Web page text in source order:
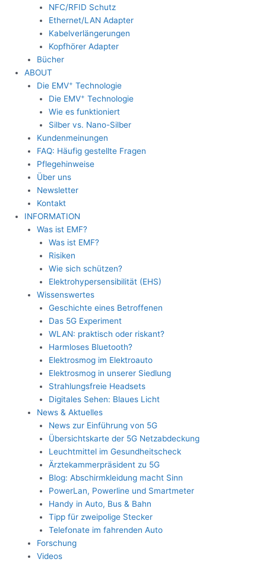
NFC/RFID Schutz
Ethernet/LAN Adapter
Kabelverlängerungen
Kopfhörer Adapter
Bücher
ABOUT
Die EMV+ Technologie
Die EMV+ Technologie
Wie es funktioniert
Silber vs. Nano-Silber
Kundenmeinungen
FAQ: Häufig gestellte Fragen
Pflegehinweise
Über uns
Newsletter
Kontakt
INFORMATION
Was ist EMF?
Was ist EMF?
Risiken
Wie sich schützen?
Elektrohypersensibilität (EHS)
Wissenswertes
Geschichte eines Betroffenen
Das 5G Experiment
WLAN: praktisch oder riskant?
Harmloses Bluetooth?
Elektrosmog im Elektroauto
Elektrosmog in unserer Siedlung
Strahlungsfreie Headsets
Digitales Sehen: Blaues Licht
News & Aktuelles
News zur Einführung von 5G
Übersichtskarte der 5G Netzabdeckung
Leuchtmittel im Gesundheitscheck
Ärztekammerpräsident zu 5G
Blog: Abschirmkleidung macht Sinn
PowerLan, Powerline und Smartmeter
Handy in Auto, Bus & Bahn
Tipp für zweipolige Stecker
Telefonate im fahrenden Auto
Forschung
Videos